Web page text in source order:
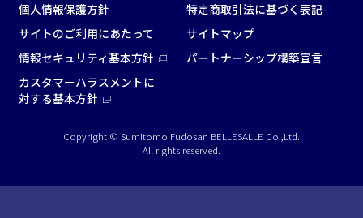
個人情報保護方針
特定商取引法に基づく表記
サイトのご利用にあたって
サイトマップ
情報セキュリティ基本方針
パートナーシップ構築宣言
カスタマーハラスメントに
対する基本方針
Copyright © Sumitomo Fudosan BELLESALLE Co.,Ltd.
All rights reserved.